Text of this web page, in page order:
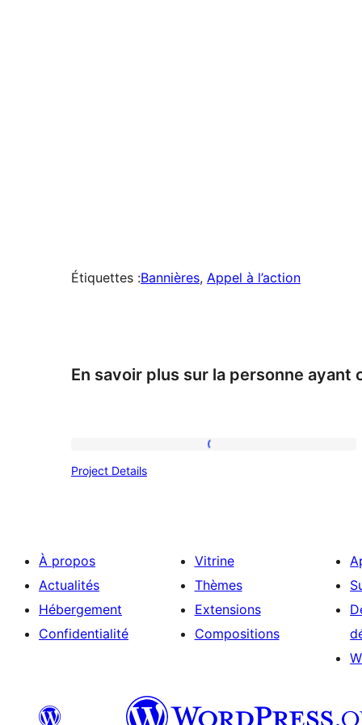
Étiquettes :Bannières, Appel à l’action
En savoir plus sur la personne
Project Details
À propos
Actualités
Hébergement
Confidentialité
Vitrine
Thèmes
Extensions
Compositions